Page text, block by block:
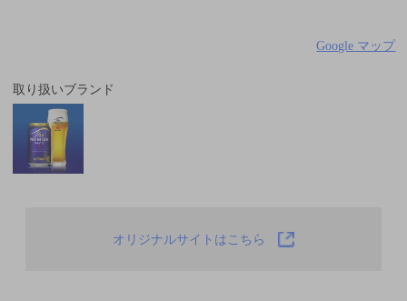
Google マップ
取り扱いブランド
オリジナルサイトはこちら